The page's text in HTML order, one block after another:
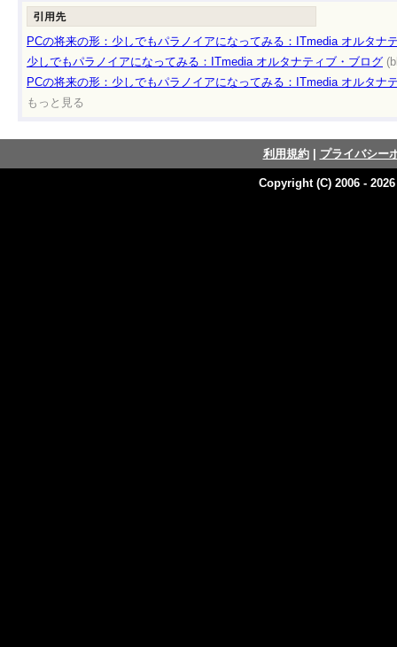
PCの将来の形：少しでもパラノイアになってみる：ITmedia オルタナ
少しでもパラノイアになってみる：ITmedia オルタナティブ・ブログ
PCの将来の形：少しでもパラノイアになってみる：ITmedia オルタナ
もっと見る
利用規約| プライバシー
Copyright (C) 2006 -